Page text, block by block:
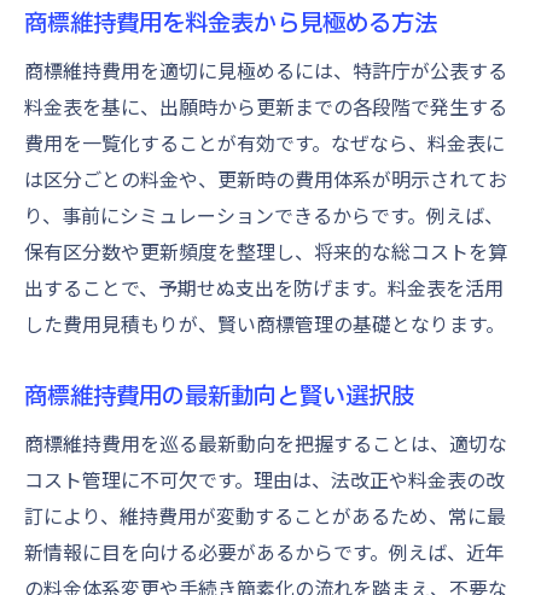
商標維持費用を料金表から見極める方法
商標維持費用を適切に見極めるには、特許庁が公表する
料金表を基に、出願時から更新までの各段階で発生する
費用を一覧化することが有効です。なぜなら、料金表に
は区分ごとの料金や、更新時の費用体系が明示されてお
り、事前にシミュレーションできるからです。例えば、
保有区分数や更新頻度を整理し、将来的な総コストを算
出することで、予期せぬ支出を防げます。料金表を活用
した費用見積もりが、賢い商標管理の基礎となります。
商標維持費用の最新動向と賢い選択肢
商標維持費用を巡る最新動向を把握することは、適切な
コスト管理に不可欠です。理由は、法改正や料金表の改
訂により、維持費用が変動することがあるため、常に最
新情報に目を向ける必要があるからです。例えば、近年
の料金体系変更や手続き簡素化の流れを踏まえ、不要な